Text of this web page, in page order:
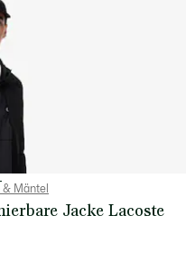
& Mäntel
Jacke Lacoste